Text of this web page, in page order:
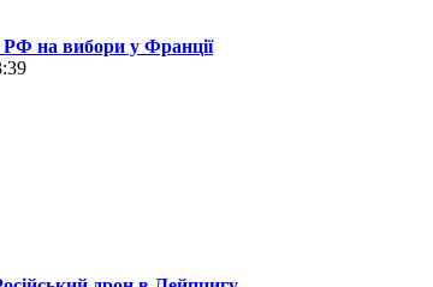
РФ на вибори у Франції